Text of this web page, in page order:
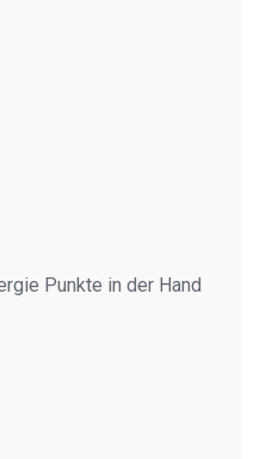
Punkte in der Hand